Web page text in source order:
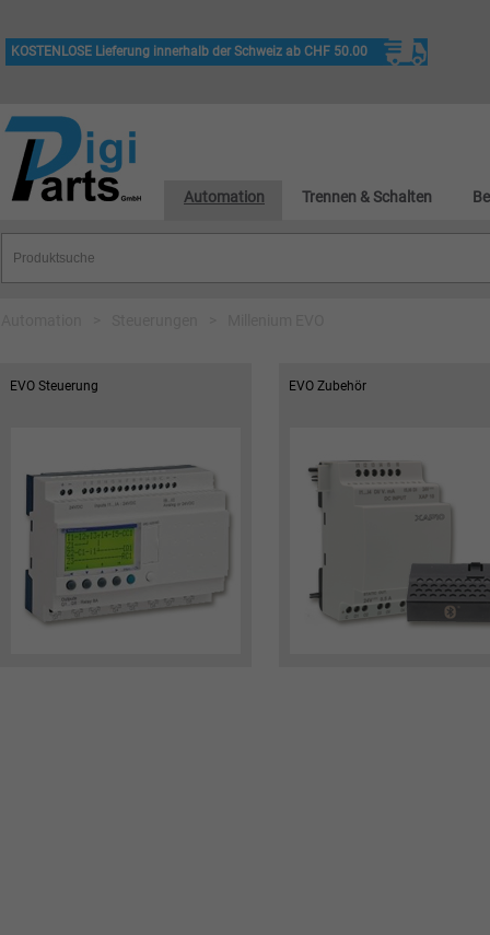
KOSTENLOSE Lieferung innerhalb der Schweiz ab CHF 50.00
Automation Trennen & Schalten
EVO Steuerung EVO Zubehör